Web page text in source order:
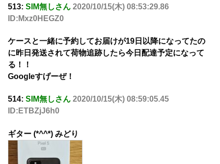
513: SIM無しさん 2020/10/15(木) 08:53:29.86
ID:Mxz0HEGZ0
ケースと一緒に予約してお届けが19日以降になってたの
に昨日発送されて荷物追跡したら今日配達予定になって
る！！
Googleすげーぜ！
514: SIM無しさん 2020/10/15(木) 08:59:05.45
ID:ETBZjJ6h0
ギター (*^^*) みどり